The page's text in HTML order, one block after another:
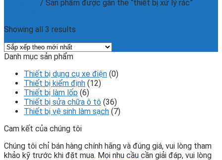
/ Sản phẩm được gắn thẻ “thiết bị xử lý rác”
Showing all 3 results
Danh mục sản phẩm
Thiết bị dụng cụ xe điện (0)
Thiết bị kiểm định (12)
Thiết bị làm lốp (6)
Thiết bị sửa chữa ô tô (36)
Thiết bị vệ sinh làm sạch (7)
Cam kết của chúng tôi
Chúng tôi chỉ bán hàng chính hãng và đúng giá, vui lòng tham
khảo kỹ trước khi đặt mua. Mọi nhu cầu cần giải đáp, vui lòng